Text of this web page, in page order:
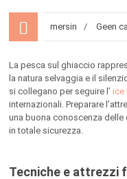
mersin Geen
La pesca sul ghiaccio
la natura selvaggia e il
si collegano per seguire l’ ice
internazionali. Preparare
una buona conoscenza
in totale sicurezza.
Tecniche e attrezzi